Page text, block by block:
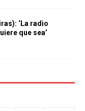
‘La radio
que sea’